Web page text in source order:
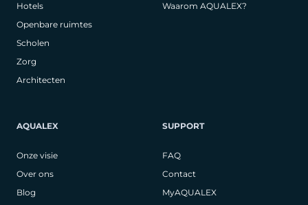
Hotels
Openbare ruimtes
Scholen
Zorg
Architecten
Waarom AQUALEX?
AQUALEX
Onze visie
Over ons
Blog
SUPPORT
FAQ
Contact
MyAQUALEX